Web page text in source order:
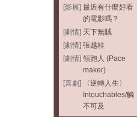
[影展] 最近有什麼好看
的電影嗎？
[劇情] 天下無賊
[劇情] 張越桂
[劇情] 領跑人 (Pace
maker)
[喜劇]
〈逆轉人生〉
Intouchables/觸
不可及